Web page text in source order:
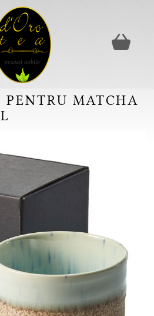
PENTRU MATCHA